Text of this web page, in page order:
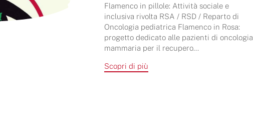
Flamenco in pillole: Attività sociale e
inclusiva rivolta RSA / RSD / Reparto di
Oncologia pediatrica Flamenco in Rosa:
progetto dedicato alle pazienti di oncologia
mammaria per il recupero...
Scopri di più